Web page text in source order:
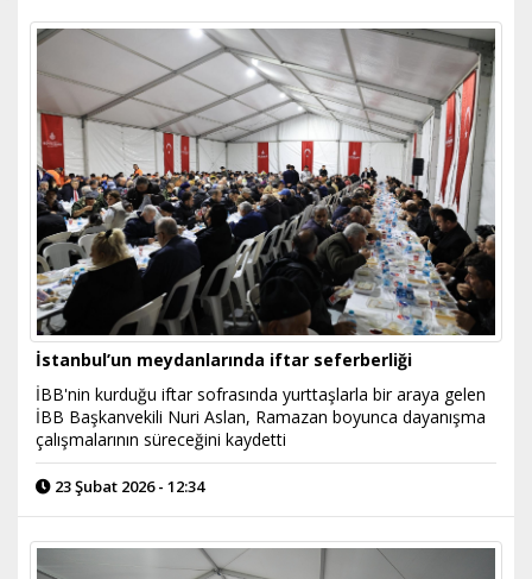
İstanbul’un meydanlarında iftar seferberliği
İBB'nin kurduğu iftar sofrasında yurttaşlarla bir araya gelen
İBB Başkanvekili Nuri Aslan, Ramazan boyunca dayanışma
çalışmalarının süreceğini kaydetti
23 Şubat 2026 - 12:34